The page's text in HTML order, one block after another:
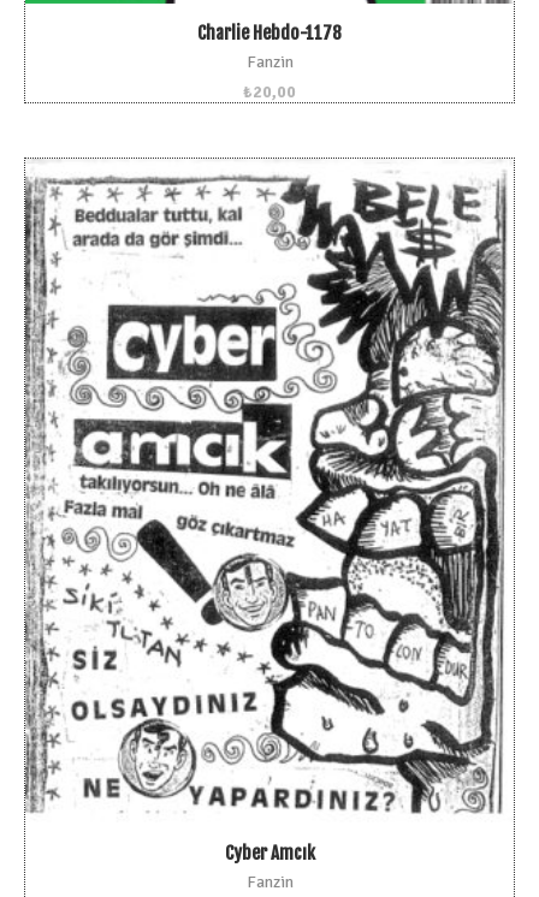
Charlie Hebdo-1178
Fanzin
₺20,00
Cyber Amcık
Fanzin